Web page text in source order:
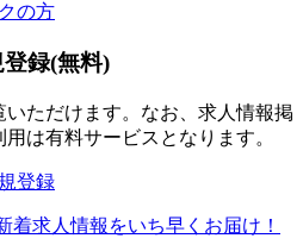
の方
録(無料)
ただけます。なお、求人情報掲
は有料サービスとなります。
登録